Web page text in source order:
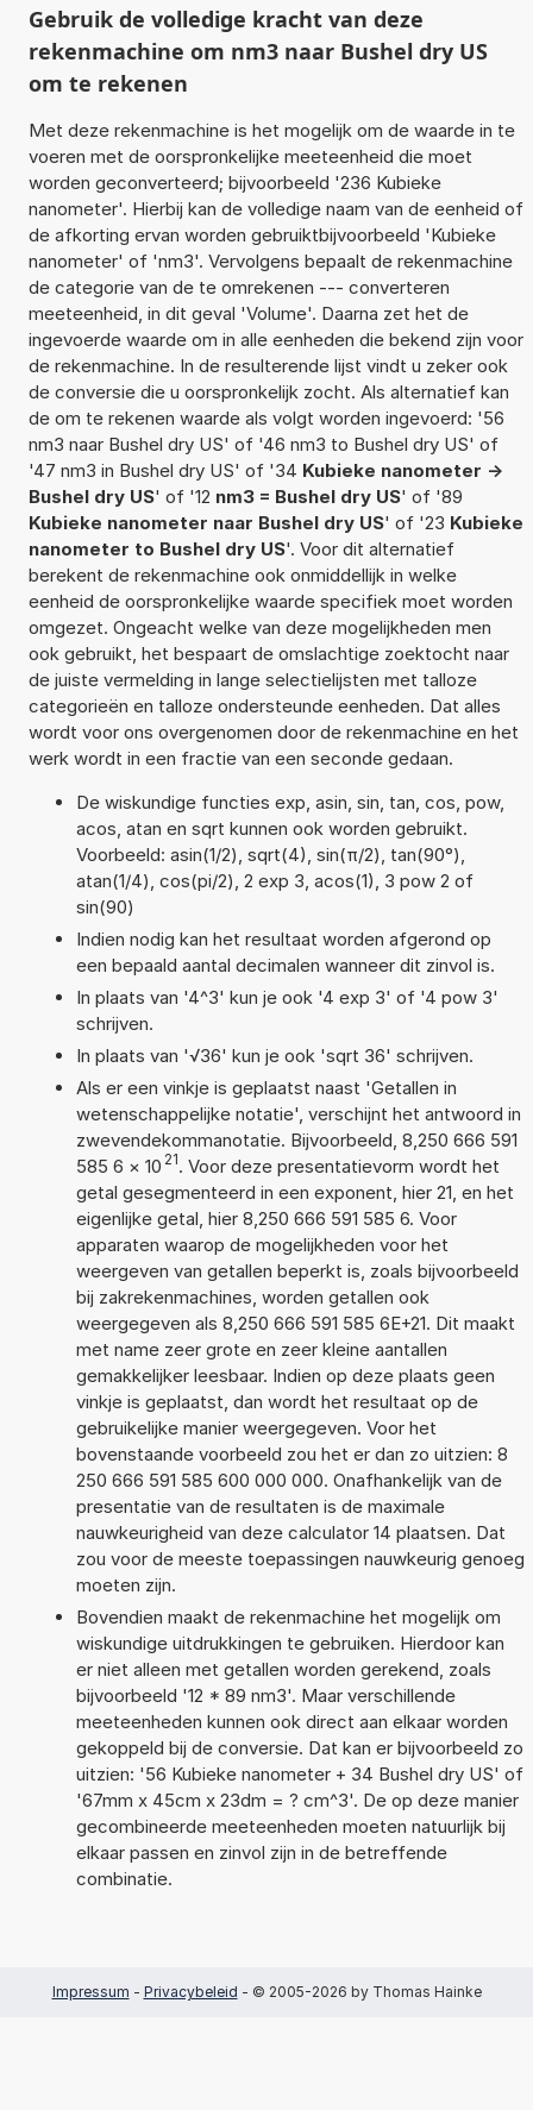
Gebruik de volledige kracht van deze
rekenmachine om nm3 naar Bushel dry US
om te rekenen
Met deze rekenmachine is het mogelijk om de waarde in te
voeren met de oorspronkelijke meeteenheid die moet
worden geconverteerd; bijvoorbeeld '236 Kubieke
nanometer'. Hierbij kan de volledige naam van de eenheid of
de afkorting ervan worden gebruiktbijvoorbeeld 'Kubieke
nanometer' of 'nm3'. Vervolgens bepaalt de rekenmachine
de categorie van de te omrekenen --- converteren
meeteenheid, in dit geval 'Volume'. Daarna zet het de
ingevoerde waarde om in alle eenheden die bekend zijn voor
de rekenmachine. In de resulterende lijst vindt u zeker ook
de conversie die u oorspronkelijk zocht. Als alternatief kan
de om te rekenen waarde als volgt worden ingevoerd: '56
nm3 naar Bushel dry US' of '46 nm3 to Bushel dry US' of
'47 nm3 in Bushel dry US' of '34 Kubieke nanometer ->
Bushel dry US' of '12 nm3 = Bushel dry US' of '89
Kubieke nanometer naar Bushel dry US' of '23 Kubieke
nanometer to Bushel dry US'. Voor dit alternatief
berekent de rekenmachine ook onmiddellijk in welke
eenheid de oorspronkelijke waarde specifiek moet worden
omgezet. Ongeacht welke van deze mogelijkheden men
ook gebruikt, het bespaart de omslachtige zoektocht naar
de juiste vermelding in lange selectielijsten met talloze
categorieën en talloze ondersteunde eenheden. Dat alles
wordt voor ons overgenomen door de rekenmachine en het
werk wordt in een fractie van een seconde gedaan.
De wiskundige functies exp, asin, sin, tan, cos, pow,
acos, atan en sqrt kunnen ook worden gebruikt.
Voorbeeld: asin(1/2), sqrt(4), sin(π/2), tan(90°),
atan(1/4), cos(pi/2), 2 exp 3, acos(1), 3 pow 2 of
sin(90)
Indien nodig kan het resultaat worden afgerond op
een bepaald aantal decimalen wanneer dit zinvol is.
In plaats van '4^3' kun je ook '4 exp 3' of '4 pow 3'
schrijven.
In plaats van '√36' kun je ook 'sqrt 36' schrijven.
Als er een vinkje is geplaatst naast 'Getallen in
wetenschappelijke notatie', verschijnt het antwoord in
zwevendekommanotatie. Bijvoorbeeld, 8,250 666 591
585 6 × 10 21. Voor deze presentatievorm wordt het
getal gesegmenteerd in een exponent, hier 21, en het
eigenlijke getal, hier 8,250 666 591 585 6. Voor
apparaten waarop de mogelijkheden voor het
weergeven van getallen beperkt is, zoals bijvoorbeeld
bij zakrekenmachines, worden getallen ook
weergegeven als 8,250 666 591 585 6E+21. Dit maakt
met name zeer grote en zeer kleine aantallen
gemakkelijker leesbaar. Indien op deze plaats geen
vinkje is geplaatst, dan wordt het resultaat op de
gebruikelijke manier weergegeven. Voor het
bovenstaande voorbeeld zou het er dan zo uitzien: 8
250 666 591 585 600 000 000. Onafhankelijk van de
presentatie van de resultaten is de maximale
nauwkeurigheid van deze calculator 14 plaatsen. Dat
zou voor de meeste toepassingen nauwkeurig genoeg
moeten zijn.
Bovendien maakt de rekenmachine het mogelijk om
wiskundige uitdrukkingen te gebruiken. Hierdoor kan
er niet alleen met getallen worden gerekend, zoals
bijvoorbeeld '12 * 89 nm3'. Maar verschillende
meeteenheden kunnen ook direct aan elkaar worden
gekoppeld bij de conversie. Dat kan er bijvoorbeeld zo
uitzien: '56 Kubieke nanometer + 34 Bushel dry US' of
'67mm x 45cm x 23dm = ? cm^3'. De op deze manier
gecombineerde meeteenheden moeten natuurlijk bij
elkaar passen en zinvol zijn in de betreffende
combinatie.
Impressum - Privacybeleid - © 2005-2026 by Thomas Hainke